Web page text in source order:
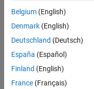
Belgium (English)
Denmark (English)
Deutschland (Deutsch)
España (Español)
Finland (English)
France (Français)
Centro de confianza
Política de privacidad
Información de contacto
© 1994-2026 The